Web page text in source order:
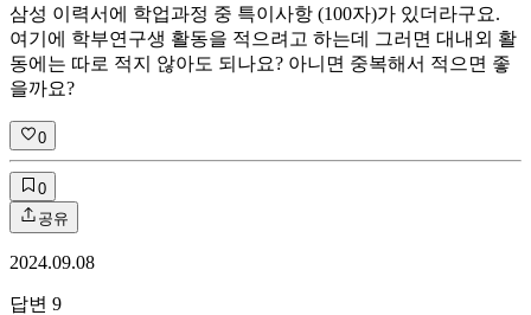
삼성 이력서에 학업과정 중 특이사항 (100자)가 있더라구요.
여기에 학부연구생 활동을 적으려고 하는데 그러면 대내외 활
동에는 따로 적지 않아도 되나요? 아니면 중복해서 적으면 좋
을까요?
0
0
공유
2024.09.08
답변 9